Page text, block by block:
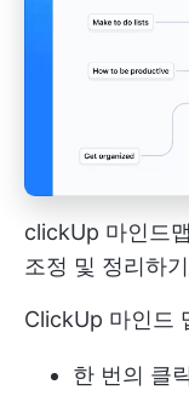
clickUp 마인드
조정 및 정리하
ClickUp 마인드
한 번의 클